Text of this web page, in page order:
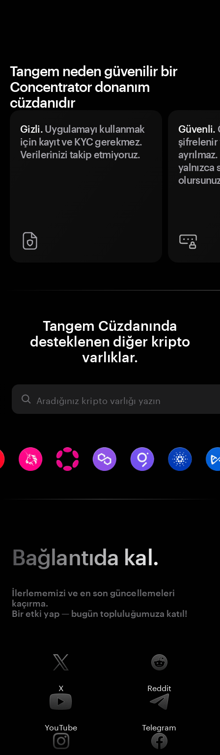
Tangem neden güvenilir bir
Concentrator donanım
cüzdanıdır
Gizli.Uygulamayı kullanmak
için kayıt ve KYC gerekmez.
Verilerinizi takip etmiyoruz.
Güvenli.
şifrelenir
yalnızca
Tangem Cüzdanında
desteklenen diğer kripto
varlıklar.
Varlık
Bağlantıda kal.
İlerlememizi ve en son güncellemeleri
kaçırma.
Bir etki yap — bugün topluluğumuza katıl!
X Reddit
YouTube Telegram